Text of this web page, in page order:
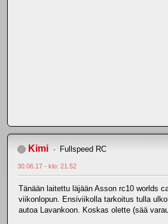
Kimi Fullspeed RC
30.06.17 - klo: 21.52
Tänään laitettu läjään Asson rc10 worlds
viikonlopun. Ensiviikolla tarkoitus tulla
autoa Lavankoon. Koskas olette (sää